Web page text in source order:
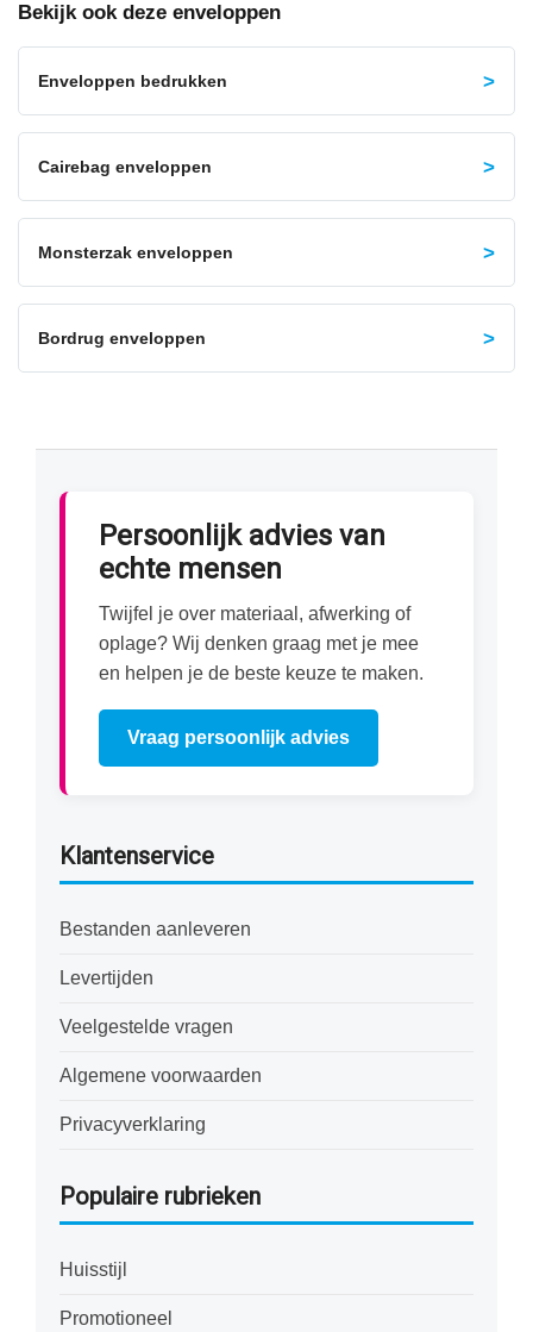
Bekijk ook deze enveloppen
Enveloppen bedrukken
Cairebag enveloppen
Monsterzak enveloppen
Bordrug enveloppen
Persoonlijk advies van
echte mensen
Twijfel je over materiaal, afwerking of
oplage? Wij denken graag met je mee
en helpen je de beste keuze te maken.
Vraag persoonlijk advies
Klantenservice
Bestanden aanleveren
Levertijden
Veelgestelde vragen
Algemene voorwaarden
Privacyverklaring
Populaire rubrieken
Huisstijl
Promotioneel